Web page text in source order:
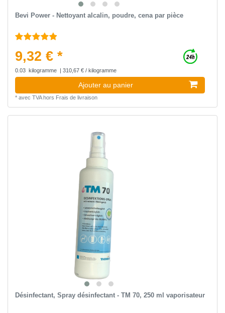
Bevi Power - Nettoyant alcalin, poudre, сena par pièce
9,32 € *
0.03 kilogramme | 310,67 € / kilogramme
Ajouter au panier
* avec TVAhors Frais de livraison
Désinfectant, Spray désinfectant - TM 70, 250 ml vaporisateur